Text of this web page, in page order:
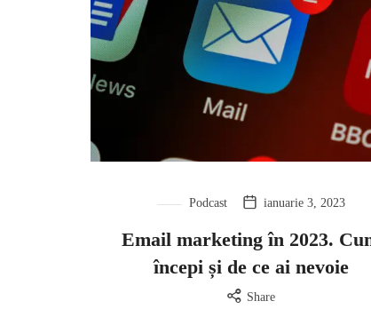
Podcast ianuarie 3, 2023
Email marketing în 2023.
începi și de ce ai nevoie
Share